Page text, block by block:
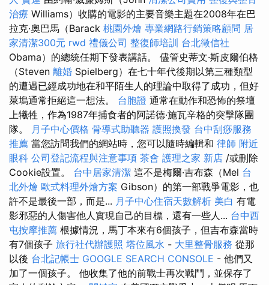
治療 Williams）收購的電影的主要音樂主題在2008年在巴
拉克·奧巴馬（Barack 桃園外燴 專業網路行銷策略顧問 居
家清潔300元 rwd 禮儀公司 整復師培訓 台北徵信社
Obama）的總統任期下發表講話。 儘管史蒂文·斯皮爾伯格
（Steven 離婚 Spielberg）在七十年代後期以第三種類型
的遭遇已經成功地在和平陌生人的理論中取得了成功，但好
萊塢通常拒絕這一想法。 台胞證 通常在動作和恐怖的祭壇
上犧牲，作為1987年捕食者的阿諾德·施瓦辛格的突擊隊團
隊。 月子中心價格 骨導式助聽器 護照換發 台中刮痧服務
推薦 當您訪問我們的網站時，您可以隨時編輯和 律師 附近
眼科 公司登記流程與注意事項 茶會 護理之家 新店 /或刪除
Cookie設置。 台中居家清潔 這不是梅爾·吉布森（Mel 台
北外燴 歐式料理外燴方案 Gibson）的第一部戰爭電影，也
許不是最後一部，而是... 月子中心住宿天數解析 美白 有電
影邪惡的人傷害他人實現自己的目標，還有一些人... 台中西
屯按摩推薦 根據情況，馬丁本來有6個孩子，但吉布森當時
有7個孩子 旅行社代辦護照 塔位風水 - 大里整骨服務 從那
以後 台北記帳士 GOOGLE SEARCH CONSOLE - 他們又
加了一個孩子。 他收集了他的前戰士再次戰鬥，並保存了